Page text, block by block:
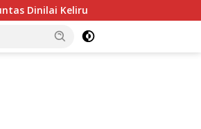
Polemik MBG Dengan Oknum